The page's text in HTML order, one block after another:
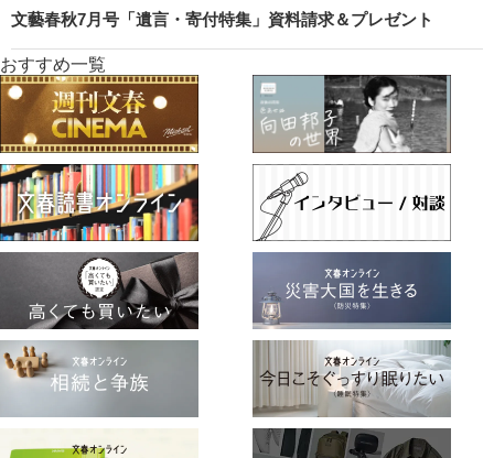
文藝春秋7月号「遺言・寄付特集」資料請求＆プレゼント
おすすめ一覧